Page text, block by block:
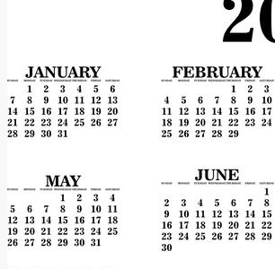
toto
slovo?